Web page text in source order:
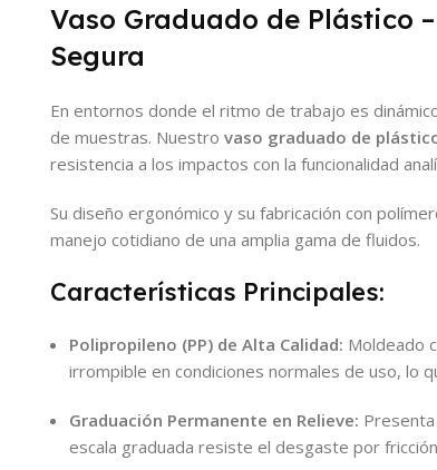
Vaso Graduado de Plástico
Segura
En entornos donde el ritmo de trabajo es
de muestras. Nuestro vaso graduado de
resistencia a los impactos con la funcionalidad
Su diseño ergonómico y su fabricación con
manejo cotidiano de una amplia gama de fluidos.
Características Principales:
Polipropileno (PP) de Alta Calidad: Moldeado
irrompible en condiciones normales de uso, lo
Graduación Permanente en Relieve:
escala graduada resiste el desgaste por